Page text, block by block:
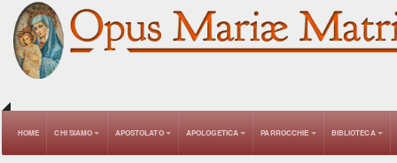
HOME CHI SIAMO APOSTOLATO APOLOGETICA PARROCCHIE BIBLIOTECA